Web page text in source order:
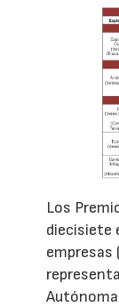
Los
diecisiete
empresas